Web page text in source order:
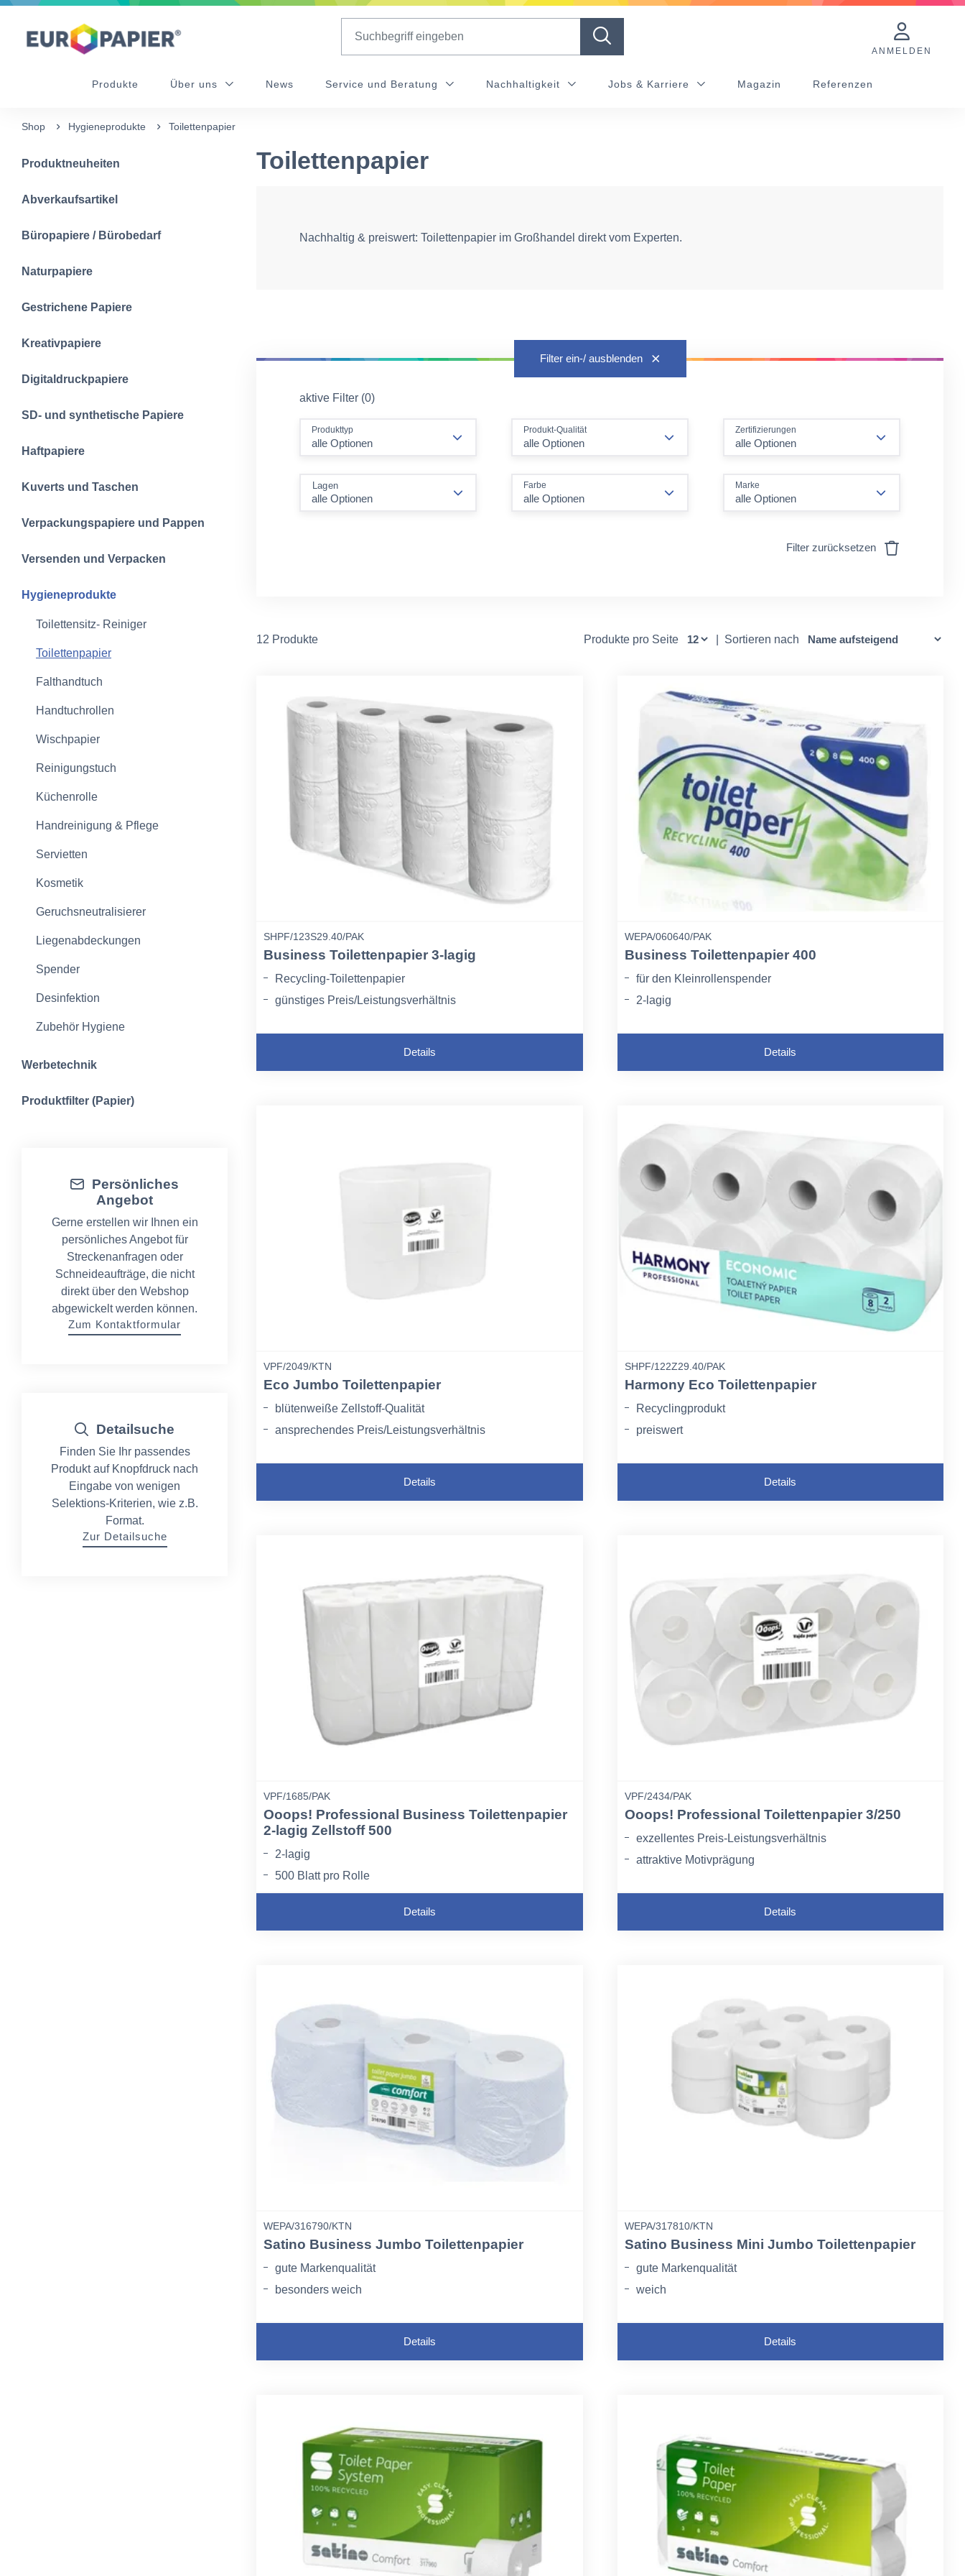
Table Of Content
ANMELDEN
Produkte Über uns News Service und Beratung Nachhaltigkeit Jobs & Karriere Magazin Referenzen
Shop Hygieneprodukte Toilettenpapier
Produktneuheiten
Abverkaufsartikel
Büropapiere / Bürobedarf
Naturpapiere
Gestrichene Papiere
Kreativpapiere
Digitaldruckpapiere
SD- und synthetische Papiere
Haftpapiere
Kuverts und Taschen
Verpackungspapiere und Pappen
Versenden und Verpacken
Hygieneprodukte
Toilettensitz- Reiniger
Toilettenpapier
Falthandtuch
Handtuchrollen
Wischpapier
Reinigungstuch
Küchenrolle
Handreinigung & Pflege
Servietten
Kosmetik
Geruchsneutralisierer
Liegenabdeckungen
Spender
Desinfektion
Zubehör Hygiene
Werbetechnik
Produktfilter (Papier)
Persönliches
Angebot
Gerne erstellen wir Ihnen ein
persönliches Angebot für
Streckenanfragen oder
Schneideaufträge, die nicht
direkt über den Webshop
abgewickelt werden können.
Zum Kontaktformular
Detailsuche
Finden Sie Ihr passendes
Produkt auf Knopfdruck nach
Eingabe von wenigen
Selektions-Kriterien, wie z.B.
Format.
Zur Detailsuche
Toilettenpapier
Nachhaltig & preiswert: Toilettenpapier im Großhandel direkt vom Experten.
Filter ein-/ ausblenden
aktive Filter (0)
Produkttyp
alle Optionen
Produkt-Qualität
alle Optionen
Zertifizierungen
alle Optionen
Lagen Farbe
alle Optionen
Marke
alle Optionen
Filter zurücksetzen
12 Produkte Produkte pro Seite Sortieren nach
SHPF/123S29.40/PAK
Business Toilettenpapier 3-lagig
Recycling-Toilettenpapier
günstiges Preis/Leistungsverhältnis
Details
WEPA/060640/PAK
Business Toilettenpapier 400
für den Kleinrollenspender
2-lagig
Details
VPF/2049/KTN
Eco Jumbo Toilettenpapier
blütenweiße Zellstoff-Qualität
ansprechendes Preis/Leistungsverhältnis
Details
SHPF/122Z29.40/PAK
Harmony Eco Toilettenpapier
Recyclingprodukt
preiswert
Details
VPF/1685/PAK
Ooops! Professional Business Toilettenpapier
2-lagig Zellstoff 500
2-lagig
500 Blatt pro Rolle
weich, saugfähig und wirtschaftlich
Details
VPF/2434/PAK
Ooops! Professional Toilettenpapier 3/250
exzellentes Preis-Leistungsverhältnis
attraktive Motivprägung
Details
WEPA/316790/KTN
Satino Business Jumbo Toilettenpapier
gute Markenqualität
besonders weich
Details
WEPA/317810/KTN
Satino Business Mini Jumbo Toilettenpapier
gute Markenqualität
weich
Details